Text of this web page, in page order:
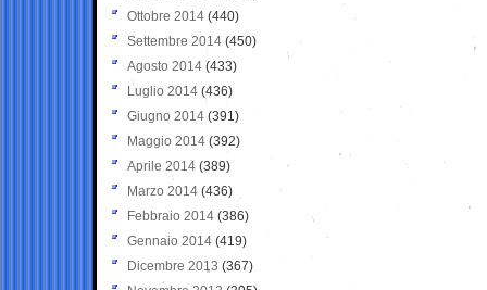
Ottobre 2014 (440)
Settembre 2014 (450)
Agosto 2014 (433)
Luglio 2014 (436)
Giugno 2014 (391)
Maggio 2014 (392)
Aprile 2014 (389)
Marzo 2014 (436)
Febbraio 2014 (386)
Gennaio 2014 (419)
Dicembre 2013 (367)